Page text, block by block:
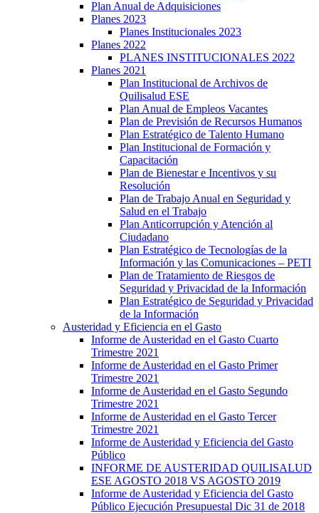
Plan Anual de Adquisiciones
Planes 2023
Planes Institucionales 2023
Planes 2022
PLANES INSTITUCIONALES 2022
Planes 2021
Plan Institucional de Archivos de
Quilisalud ESE
Plan Anual de Empleos Vacantes
Plan de Previsión de Recursos Humanos
Plan Estratégico de Talento Humano
Plan Institucional de Formación y
Capacitación
Plan de Bienestar e Incentivos y su
Resolución
Plan de Trabajo Anual en Seguridad y
Salud en el Trabajo
Plan Anticorrupción y Atención al
Ciudadano
Plan Estratégico de Tecnologías de la
Información y las Comunicaciones – PETI
Plan de Tratamiento de Riesgos de
Seguridad y Privacidad de la Información
Plan Estratégico de Seguridad y Privacidad
de la Información
Austeridad y Eficiencia en el Gasto
Informe de Austeridad en el Gasto Cuarto
Trimestre 2021
Informe de Austeridad en el Gasto Primer
Trimestre 2021
Informe de Austeridad en el Gasto Segundo
Trimestre 2021
Informe de Austeridad en el Gasto Tercer
Trimestre 2021
Informe de Austeridad y Eficiencia del Gasto
Público
INFORME DE AUSTERIDAD QUILISALUD
ESE AGOSTO 2018 VS AGOSTO 2019
Informe de Austeridad y Eficiencia del Gasto
Público Ejecución Presupuestal Dic 31 de 2018